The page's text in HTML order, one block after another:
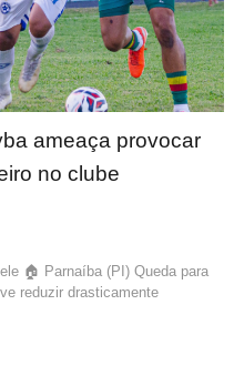
ameaça provocar
no clube
🏠 Parnaíba (PI) Queda para
reduzir drasticamente